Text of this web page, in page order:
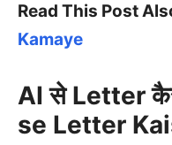
Read This Post
Kamaye
AI से Letter
se Letter